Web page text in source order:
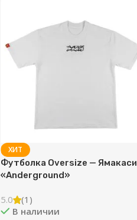
ХИТ
Футболка Oversize — Ямакаси
«Anderground»
5.0
(1)
В наличии